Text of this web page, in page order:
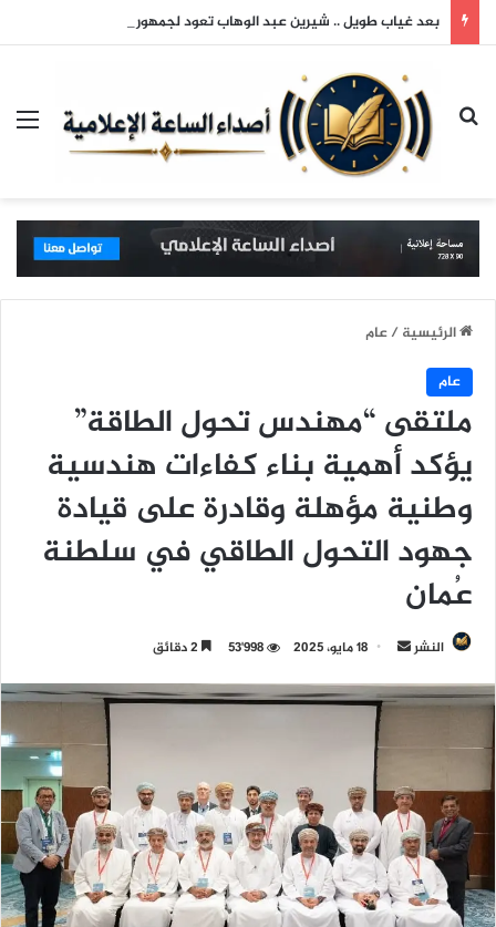
بحث عن
الرئيسية/عام
عام
ملتقى “مهندس تحول الطاقة”
يؤكد أهمية بناء كفاءات هندسية
وطنية مؤهلة وقادرة على قيادة
جهود التحول الطاقي في سلطنة
عُمان
النشر
س
ي
ا
إ
ل
18 مايو، 2025 53٬998